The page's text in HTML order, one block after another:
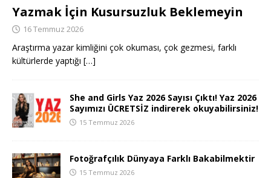
Yazmak İçin Kusursuzluk Beklemeyin
16 Temmuz 2026
Araştırma yazar kimliğini çok okuması, çok gezmesi, farklı
kültürlerde yaptığı […]
She and Girls Yaz 2026 Sayısı Çıktı! Yaz 2026
Sayımızı ÜCRETSİZ indirerek okuyabilirsiniz!
15 Temmuz 2026
Fotoğrafçılık Dünyaya Farklı Bakabilmektir
15 Temmuz 2026